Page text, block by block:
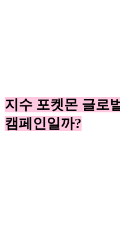
지수 포켓몬 글로
캠페인일까?